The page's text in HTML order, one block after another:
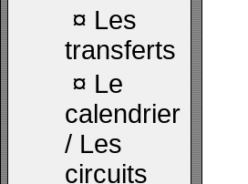
¤ Les
transferts
¤ Le
calendrier
/ Les
circuits